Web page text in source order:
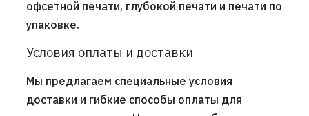
офсетной печати, глубокой печати и печати по
упаковке.
Условия оплаты и доставки
Мы предлагаем специальные условия
доставки и гибкие способы оплаты для